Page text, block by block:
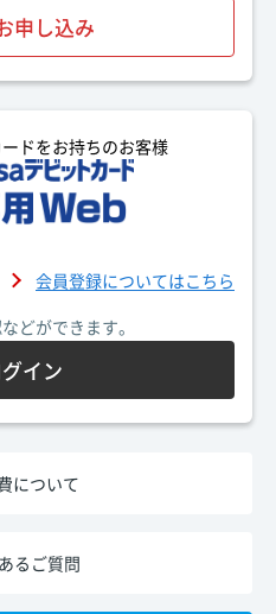
申し込み
ドをお持ちのお客様
会員登録についてはこちら
どができます。
イン
について
る ご質問